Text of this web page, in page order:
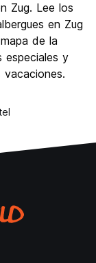
10.0
8.0
10.0
Zug. Lee los
en Zug
de la
especiales y
vacaciones.